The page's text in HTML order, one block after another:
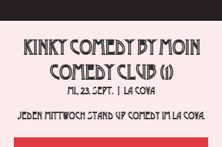
Kinky Comedy by Moin
Comedy Club (1)
Mi., 23. Sept.
  |
La Cova
Jeden Mittwoch Stand Up Comedy im La Cova.